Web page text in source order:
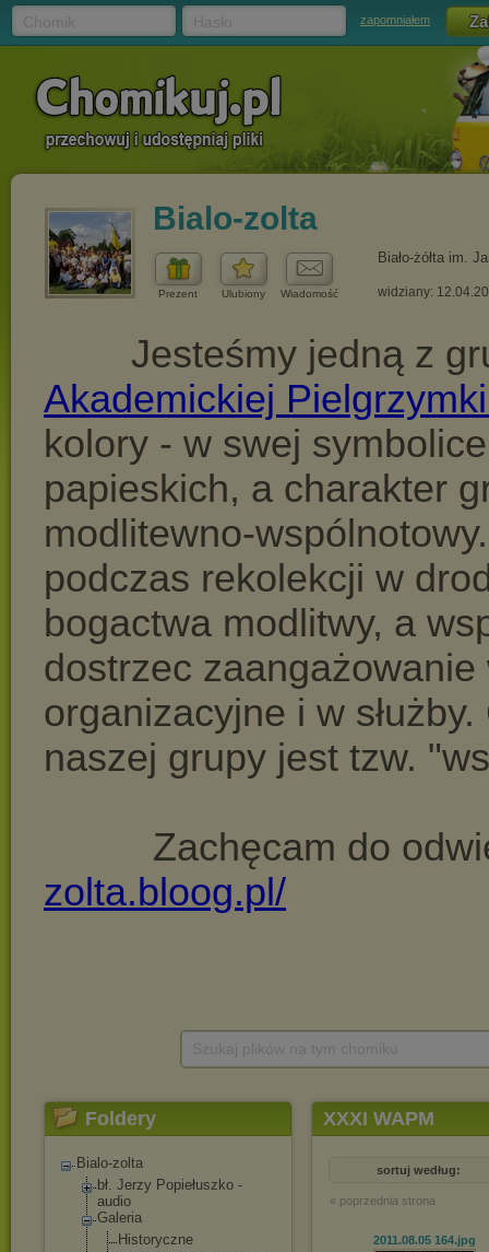
zapomniałem
Bialo-zolta
Prezent Ulubiony Wiadomość
Biało-żółta im.
widziany:
Foldery
Bialo-zolta
bł. Jerzy Popiełuszko -
audio
Galeria
Historyczne
XXXI WAPM
sortuj według:
« poprzednia strona
2011.08.05 164.jpg